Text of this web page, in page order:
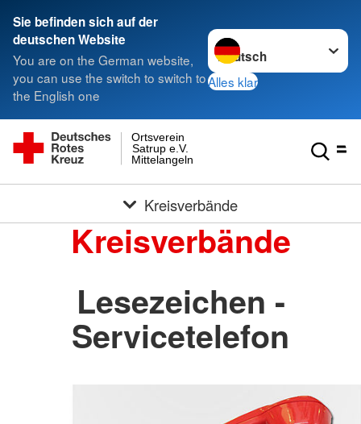
Sie befinden sich auf der
deutschen Website
You are on the German website,
you can use the switch to switch to
the English one
Sprache wechseln zu
Alles klar
Mittelangeln
Satrup e.V.
Ortsverein
Kreisverbände
Kreisverbände
Lesezeichen -
Servicetelefon